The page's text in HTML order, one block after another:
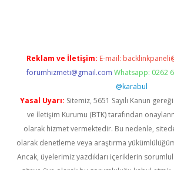
Reklam ve İletişim: E-mail:
forumhizmeti@gmail.com Whatsapp: 0262
@karabul
Yasal Uyarı: Sitemiz, 5651 Sayılı Kanun
ve İletişim Kurumu (BTK) tarafından
olarak hizmet vermektedir. Bu nedenle,
olarak denetleme veya araştırma
Ancak, üyelerimiz yazdıkları içeriklerin